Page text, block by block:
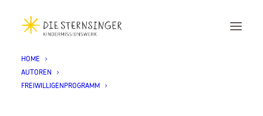
HOME
AUTOREN
FREIWILLIGENPROGRAMM
Maura Greweldinger – Kambodscha